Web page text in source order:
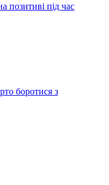
позитиві під час
боротися з